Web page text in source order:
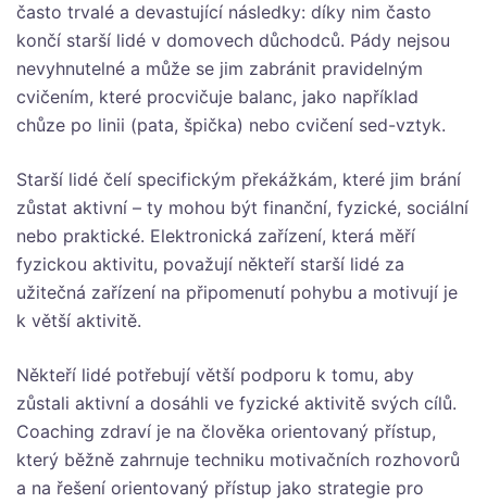
často trvalé a devastující následky: díky nim často
končí starší lidé v domovech důchodců. Pády nejsou
nevyhnutelné a může se jim zabránit pravidelným
cvičením, které procvičuje balanc, jako například
chůze po linii (pata, špička) nebo cvičení sed-vztyk.
Starší lidé čelí specifickým překážkám, které jim brání
zůstat aktivní – ty mohou být finanční, fyzické, sociální
nebo praktické. Elektronická zařízení, která měří
fyzickou aktivitu, považují někteří starší lidé za
užitečná zařízení na připomenutí pohybu a motivují je
k větší aktivitě.
Někteří lidé potřebují větší podporu k tomu, aby
zůstali aktivní a dosáhli ve fyzické aktivitě svých cílů.
Coaching zdraví je na člověka orientovaný přístup,
který běžně zahrnuje techniku motivačních rozhovorů
a na řešení orientovaný přístup jako strategie pro